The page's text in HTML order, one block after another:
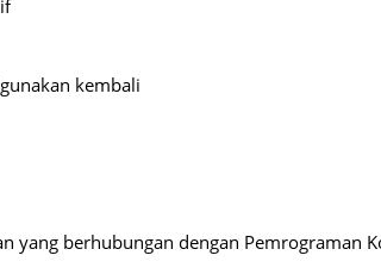
kembali
yang berhubungan dengan Pemrograman